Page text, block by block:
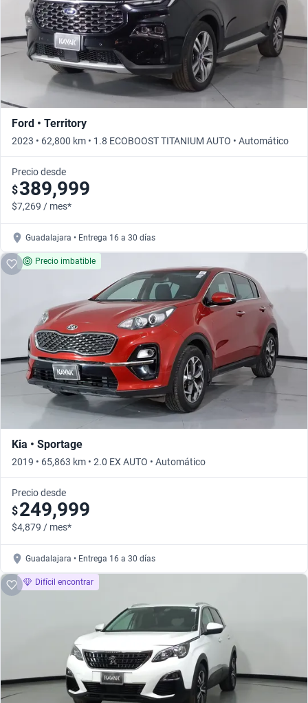
Ford • Territory
2023 • 62,800 km • 1.8 ECOBOOST TITANIUM AUTO • Automático
Precio desde
$389,999
$7,269 / mes*
Guadalajara • Entrega 16 a 30 días
Precio imbatible
Kia • Sportage
2019 • 65,863 km • 2.0 EX AUTO • Automático
Precio desde
$249,999
$4,879 / mes*
Guadalajara • Entrega 16 a 30 días
Difícil encontrar